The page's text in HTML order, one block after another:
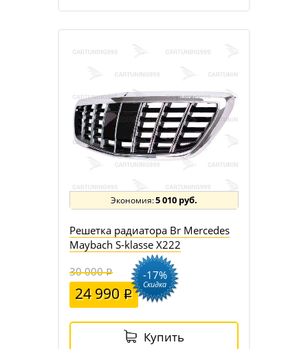
5 010 руб.
Решетка радиатора Br Mercedes
Maybach S-klasse X222
30 000
24 990
-17%
Скидка
Купить